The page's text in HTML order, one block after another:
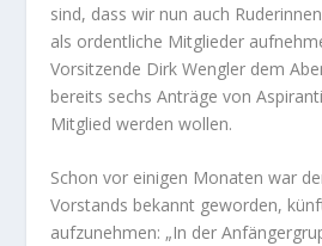
sind, dass wir nun auch
als ordentliche Mitglieder
Vorsitzende Dirk Wengler dem
bereits sechs Anträge von
Mitglied werden wollen.
Schon vor einigen Monaten war
Vorstands bekannt geworden,
aufzunehmen: „In der